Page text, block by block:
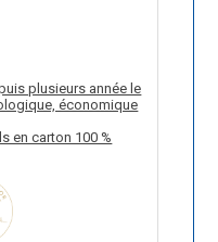
plusieurs année le
économique
en carton 100 %